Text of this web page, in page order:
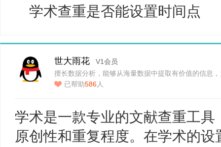
学术查重是否能设置时间点
世大雨花
V1会员
擅长数据分析，能够从海量数据中提取有价值的信息
支持…已帮助586人
学术是一款专业的文献查重工
原创性和重复程度。在学术的